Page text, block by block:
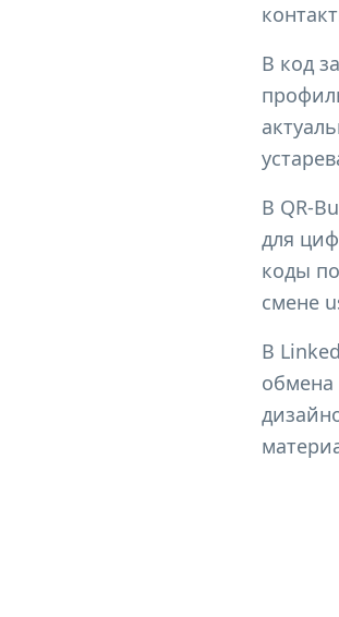
В код
В QR-
для
коды
смене
В
обмена